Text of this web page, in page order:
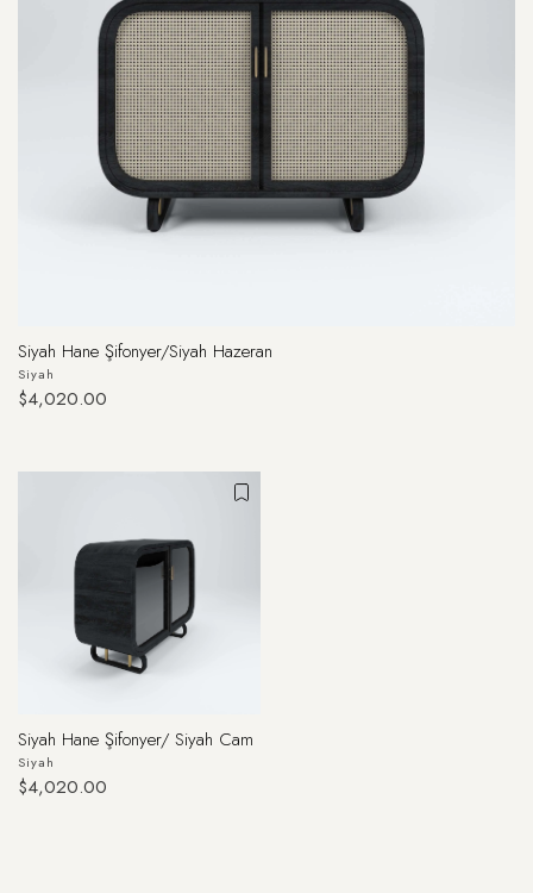
Siyah Hane Şifonyer/Siyah Hazeran
Siyah
$4,020.00
Siyah Hane Şifonyer/ Siyah Cam
Siyah
$4,020.00